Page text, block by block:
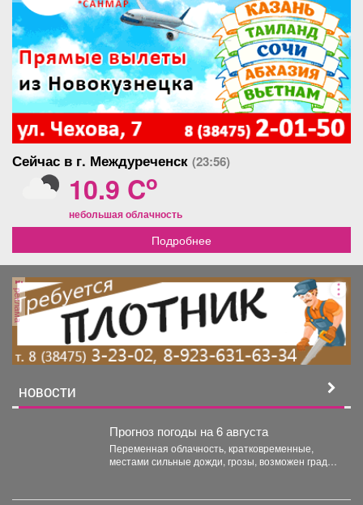
Сейчас в г. Междуреченск (23:56)
10.9 Co
небольшая облачность
Подробнее
реклама
НОВОСТИ
Прогноз погоды на 6 августа
Переменная облачность, кратковременные,
местами сильные дожди, грозы, возможен град.